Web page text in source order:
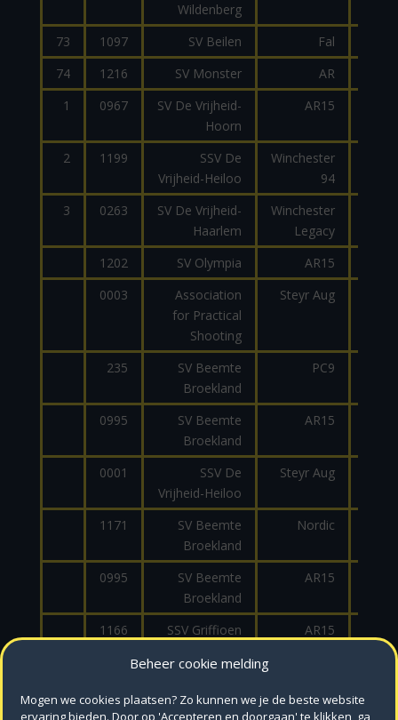
Beheer cookie melding
Mogen we cookies plaatsen? Zo kunnen we je de beste website
ervaring bieden. Door op 'Accepteren en doorgaan' te klikken, ga
Wildenberg
73 1097 SV Beilen Fal
74
1216 SV Monster AR
1
0967
SV De Vrijheid-
Hoorn
AR15
2 1199
SSV De
Vrijheid-Heiloo
Winchester
94
3 0263
SV De Vrijheid-
Haarlem
Winchester
Legacy
1202 SV Olympia AR15
0003
Association
for Practical
Shooting
Steyr Aug
235
SV Beemte
Broekland
PC9
0995
SV Beemte
Broekland
AR15
0001
SSV De
Vrijheid-Heiloo
Steyr Aug
1171
SV Beemte
Broekland
Nordic
0995
SV Beemte
Broekland
AR15
1166 SSV Griffioen AR15
SV Beemte
1174 SV Beemte M4